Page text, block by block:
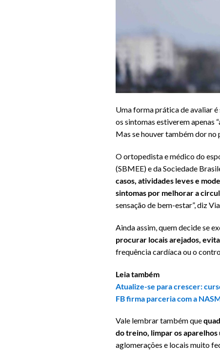
Uma forma prática de avaliar é
os sintomas estiverem apenas
Mas se houver também dor no
O ortopedista e médico do
(SBMEE) e da Sociedade
casos, atividades leves e
sintomas por melhorar a
sensação de bem-estar”, diz
Ainda assim, quem decide se
procurar locais arejados,
frequência cardíaca ou o
Leia também
Atualize-se para crescer:
FB firma parceria com a
Vale lembrar também que
do treino, limpar os aparelhos
aglomerações e locais muito